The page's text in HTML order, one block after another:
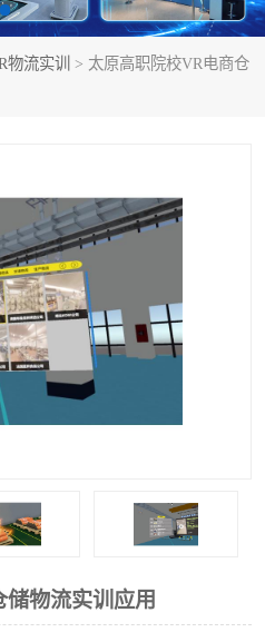
物流实训
> 太原高职院校VR电商仓
物流实训应用
思政
智能制造